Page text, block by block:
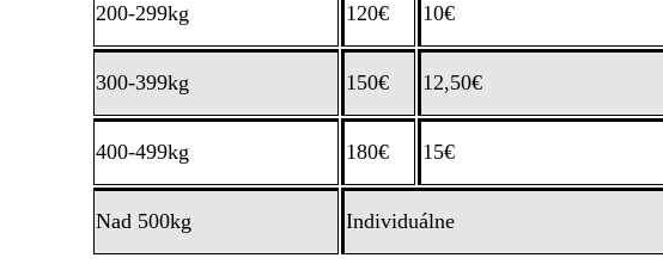
200-299kg 120€ 10€
300-399kg 150€ 12,50€
400-499kg 180€ 15€
Nad 500kg Individuálne